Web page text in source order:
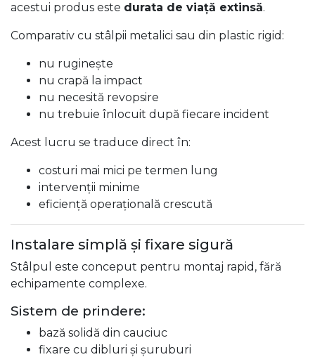
acestui produs este durata de viață extinsă.
Comparativ cu stâlpii metalici sau din plastic rigid:
nu ruginește
nu crapă la impact
nu necesită revopsire
nu trebuie înlocuit după fiecare incident
Acest lucru se traduce direct în:
costuri mai mici pe termen lung
intervenții minime
eficiență operațională crescută
Instalare simplă și fixare sigură
Stâlpul este conceput pentru montaj rapid, fără
echipamente complexe.
Sistem de prindere:
bază solidă din cauciuc
fixare cu dibluri și șuruburi